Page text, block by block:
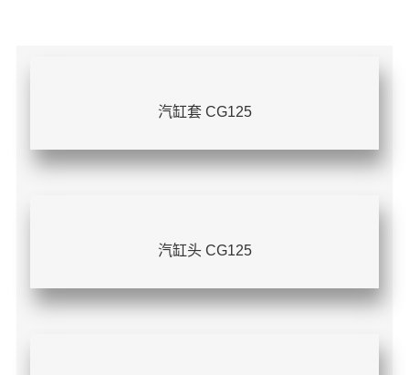
汽缸套 CG125
汽缸头 CG125